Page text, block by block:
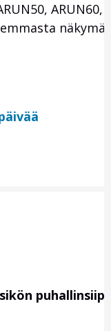
puhallinsiipi